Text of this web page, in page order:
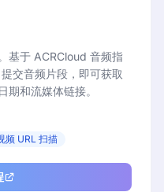
基于 ACRCloud 音频指
交音频片段，即可获取
期和流媒体链接。
频 URL 扫描